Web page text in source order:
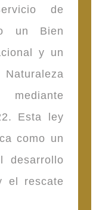
de
un Bien
y un
Esta ley
como un
desarrollo
el rescate